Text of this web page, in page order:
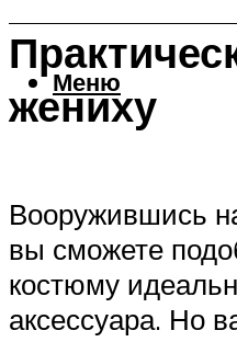
Меню
жениху
Вооружившись
вы сможете
костюму
аксессуара. Но